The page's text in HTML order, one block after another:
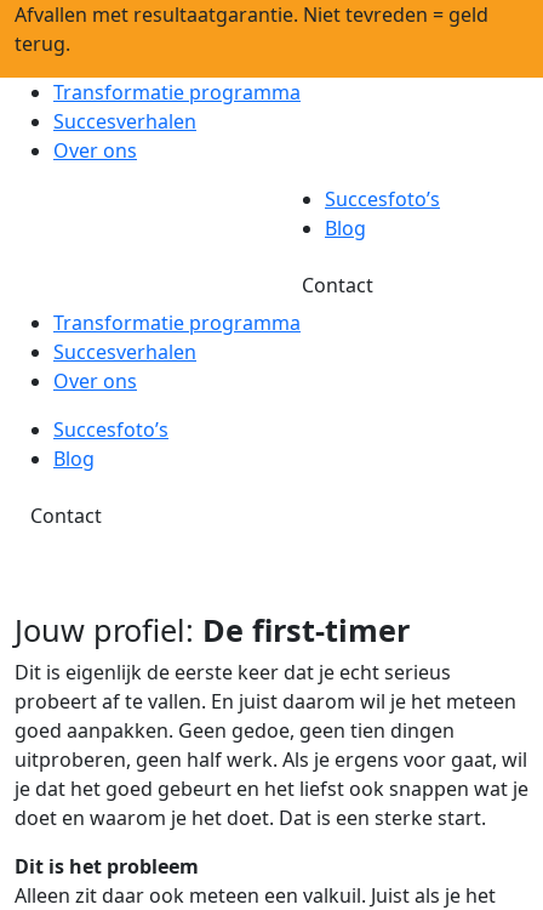
Afvallen met resultaatgarantie. Niet tevreden = geld
terug.
Transformatie programma
Succesverhalen
Over ons
Succesfoto’s
Blog
Contact
Transformatie programma
Succesverhalen
Over ons
Succesfoto’s
Blog
Contact
Jouw profiel: De first-timer
Dit is eigenlijk de eerste keer dat je echt serieus
probeert af te vallen. En juist daarom wil je het meteen
goed aanpakken. Geen gedoe, geen tien dingen
uitproberen, geen half werk. Als je ergens voor gaat, wil
je dat het goed gebeurt en het liefst ook snappen wat je
doet en waarom je het doet. Dat is een sterke start.
Dit is het probleem
Alleen zit daar ook meteen een valkuil. Juist als je het